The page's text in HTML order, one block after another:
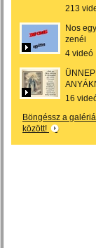
213
Nos
zenéi
4 videó
16
Böngéssz a
között!